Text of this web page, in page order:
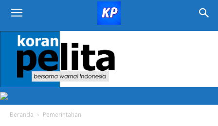
KORAN
PELITA
Beranda Pemerintahan